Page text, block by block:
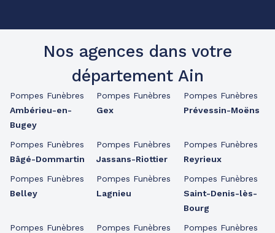
Nos agences dans votre
département Ain
Pompes Funèbres
Ambérieu-en-
Bugey
Pompes Funèbres
Bâgé-Dommartin
Pompes Funèbres
Belley
Pompes Funèbres
Pompes Funèbres
Gex
Pompes Funèbres
Jassans-Riottier
Pompes Funèbres
Lagnieu
Pompes Funèbres
Pompes Funèbres
Prévessin-Moëns
Pompes Funèbres
Reyrieux
Pompes Funèbres
Saint-Denis-lès-
Bourg
Pompes Funèbres